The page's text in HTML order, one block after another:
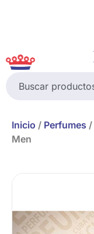
Inicio / Perfumes /
Men